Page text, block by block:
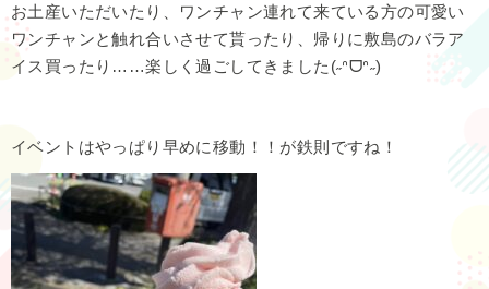
お土産いただいたり、ワンチャン連れて来ている方の可愛い
ワンチャンと触れ合いさせて貰ったり、帰りに敷島のバラア
イス買ったり……楽しく過ごしてきました(˶ᐢᗜᐢ˶)
イベントはやっぱり早めに移動！！が鉄則ですね！